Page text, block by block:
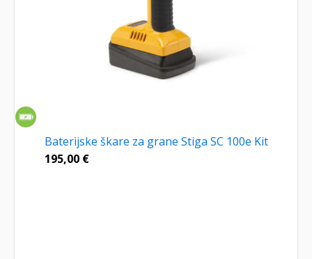
Baterijske škare za grane Stiga SC 100e Kit
195,00 €